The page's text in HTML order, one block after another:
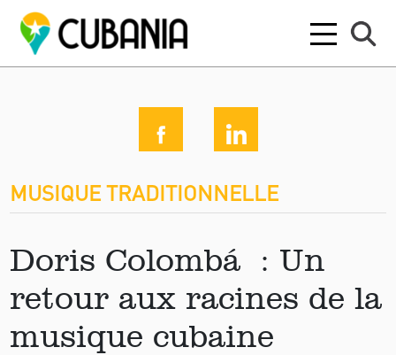
MUSIQUE TRADITIONNELLE
Doris Colombá : Un
retour aux racines de la
musique cubaine